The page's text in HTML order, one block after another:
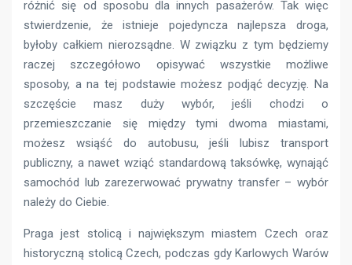
różnić się od sposobu dla innych pasażerów. Tak więc
stwierdzenie, że istnieje pojedyncza najlepsza droga,
byłoby całkiem nierozsądne. W związku z tym będziemy
raczej szczegółowo opisywać wszystkie możliwe
sposoby, a na tej podstawie możesz podjąć decyzję. Na
szczęście masz duży wybór, jeśli chodzi o
przemieszczanie się między tymi dwoma miastami,
możesz wsiąść do autobusu, jeśli lubisz transport
publiczny, a nawet wziąć standardową taksówkę, wynająć
samochód lub zarezerwować prywatny transfer – wybór
należy do Ciebie.
Praga jest stolicą i największym miastem Czech oraz
historyczną stolicą Czech, podczas gdy Karlowych Warów